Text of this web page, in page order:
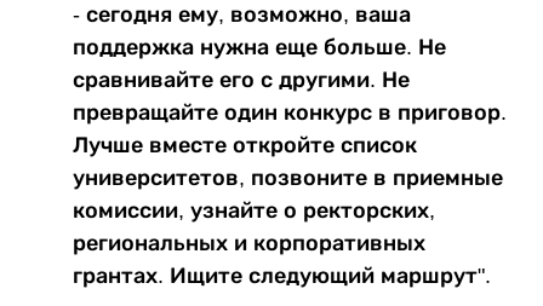
- сегодня ему, возможно, ваша
поддержка нужна еще больше. Не
сравнивайте его с другими. Не
превращайте один конкурс в приговор.
Лучше вместе откройте список
университетов, позвоните в приемные
комиссии, узнайте о ректорских,
региональных и корпоративных
грантах. Ищите следующий маршрут".